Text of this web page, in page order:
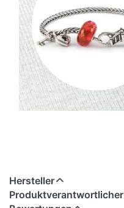
Hersteller
Produktverantwortlicher